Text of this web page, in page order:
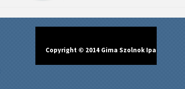
Copyright © 2014 Gima Szolnok Ipari Park Kft.